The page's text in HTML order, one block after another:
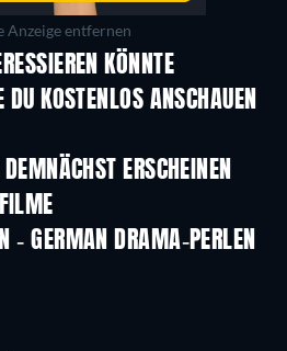
Anzeige entfernen
KÖNNTE
Serie
KOSTENLOS ANSCHAUEN
ERSCHEINEN
- GERMAN DRAMA-PERLEN